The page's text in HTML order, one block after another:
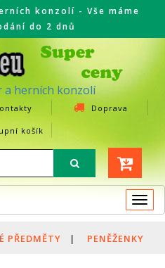
konzolí - Vše máme
do 2 dnů
a herních konzolí
Doprava
košík
PŘEDMĚTY | PENĚŽENKY